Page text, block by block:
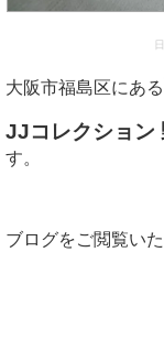
大阪市福島区にある
JJコレクション
す。
ブログをご閲覧い